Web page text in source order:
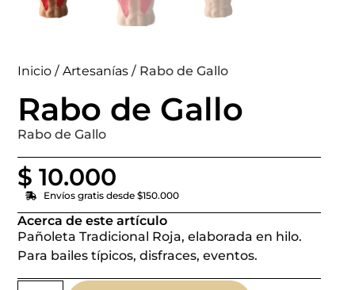
Inicio /Artesanías / Rabo de Gallo
Rabo de Gallo
Rabo de Gallo
$ 10.000
Envíos gratis desde $150.000
Acerca de este artículo
Pañoleta Tradicional Roja, elaborada en hilo.
Para bailes típicos, disfraces, eventos.